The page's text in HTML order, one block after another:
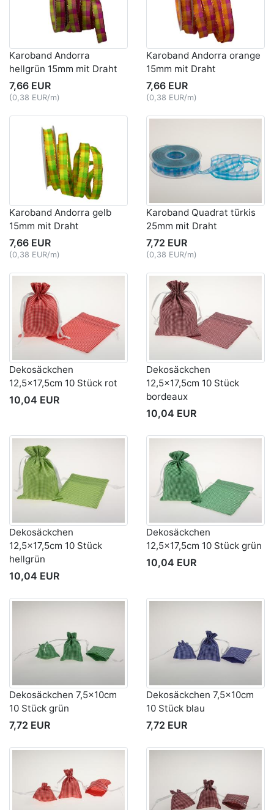
Karoband Andorra
hellgrün 15mm mit Draht
7,66 EUR
(0,38 EUR/m)
Karoband Andorra orange
15mm mit Draht
7,66 EUR
(0,38 EUR/m)
Karoband Andorra gelb
15mm mit Draht
7,66 EUR
(0,38 EUR/m)
Karoband Quadrat türkis
25mm mit Draht
7,72 EUR
(0,38 EUR/m)
Dekosäckchen
12,5x17,5cm 10 Stück rot
10,04 EUR
Dekosäckchen
12,5x17,5cm 10 Stück
bordeaux
10,04 EUR
Dekosäckchen
12,5x17,5cm 10 Stück
hellgrün
10,04 EUR
Dekosäckchen
12,5x17,5cm 10 Stück grün
10,04 EUR
Dekosäckchen 7,5x10cm
10 Stück grün
7,72 EUR
Dekosäckchen 7,5x10cm
10 Stück blau
7,72 EUR